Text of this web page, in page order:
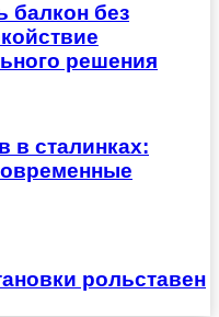
балкон без
решения
в сталинках:
рольставен